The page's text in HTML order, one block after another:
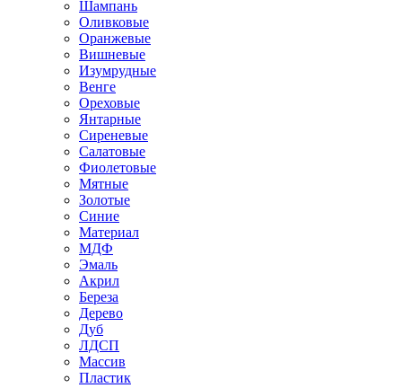
Шампань
Оливковые
Оранжевые
Вишневые
Изумрудные
Венге
Ореховые
Янтарные
Сиреневые
Салатовые
Фиолетовые
Мятные
Золотые
Синие
Материал
МДФ
Эмаль
Акрил
Береза
Дерево
Дуб
ЛДСП
Массив
Пластик